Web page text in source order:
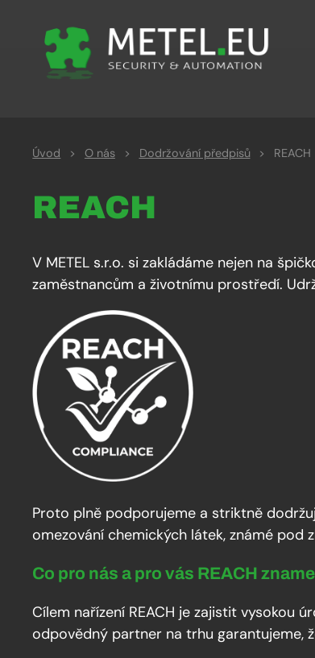
Úvod > O nás > Dodržování předpisů > REACH
REACH
V METEL s.r.o. si zakládáme nejen na
zaměstnancům a životnímu prostředí.
Proto plně podporujeme a striktně
omezování chemických látek, známé pod
Co pro nás a pro vás REACH
Cílem nařízení REACH je zajistit vysokou
odpovědný partner na trhu garantujeme,